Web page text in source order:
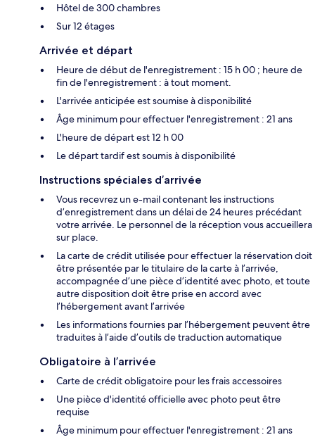
Hôtel de 300 chambres
Sur 12 étages
Arrivée et départ
Heure de début de l'enregistrement : 15 h 00 ; heure de
fin de l'enregistrement : à tout moment.
L'arrivée anticipée est soumise à disponibilité
Âge minimum pour effectuer l'enregistrement : 21 ans
L'heure de départ est 12 h 00
Le départ tardif est soumis à disponibilité
Instructions spéciales d’arrivée
Vous recevrez un e-mail contenant les instructions
d’enregistrement dans un délai de 24 heures précédant
votre arrivée. Le personnel de la réception vous accueillera
sur place.
La carte de crédit utilisée pour effectuer la réservation doit
être présentée par le titulaire de la carte à l’arrivée,
accompagnée d’une pièce d’identité avec photo, et toute
autre disposition doit être prise en accord avec
l’hébergement avant l’arrivée
Les informations fournies par l’hébergement peuvent être
traduites à l’aide d’outils de traduction automatique
Obligatoire à l’arrivée
Carte de crédit obligatoire pour les frais accessoires
Une pièce d'identité officielle avec photo peut être
requise
Âge minimum pour effectuer l'enregistrement : 21 ans